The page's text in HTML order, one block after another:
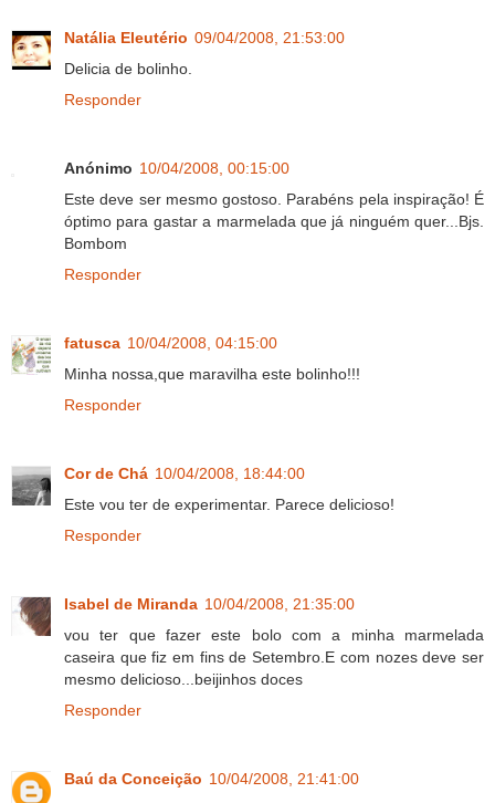
Natália Eleutério 09/04/2008, 21:53:00
Delicia de bolinho.
Responder
Anónimo 10/04/2008, 00:15:00
Este deve ser mesmo gostoso. Parabéns pela inspiração! É
óptimo para gastar a marmelada que já ninguém quer...Bjs.
Bombom
Responder
fatusca 10/04/2008, 04:15:00
Minha nossa,que maravilha este bolinho!!!
Responder
Cor de Chá 10/04/2008, 18:44:00
Este vou ter de experimentar. Parece delicioso!
Responder
Isabel de Miranda 10/04/2008, 21:35:00
vou ter que fazer este bolo com a minha marmelada
caseira que fiz em fins de Setembro.E com nozes deve ser
mesmo delicioso...beijinhos doces
Responder
Baú da Conceição 10/04/2008, 21:41:00